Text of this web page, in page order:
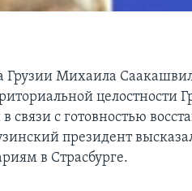
Грузии Михаила
целостности
с готовностью
президент
в Страсбурге.